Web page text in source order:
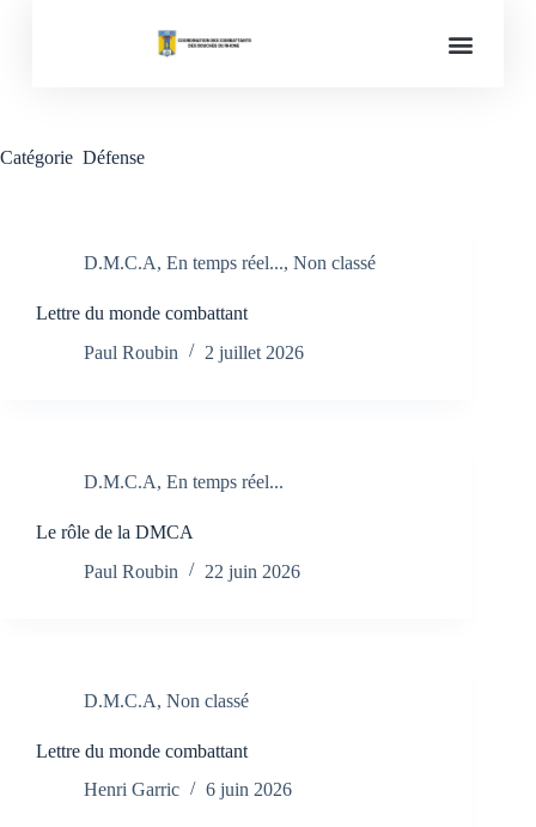
Catégorie Défense
D.M.C.A, En temps réel..., Non classé
Lettre du monde combattant
Paul Roubin
2 juillet 2026
D.M.C.A, En temps réel...
Le rôle de la DMCA
Paul Roubin
22 juin 2026
D.M.C.A, Non classé
Lettre du monde combattant
Henri Garric
6 juin 2026